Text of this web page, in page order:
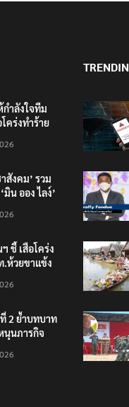
กำลังใจทีม
คร่งทำร้าย
สังคม’ รวม
น ออง ไลง์’
ากร’
ชี้ เสือโคร่ง
.ห้วยขาแข้ง
าข่าย ‘เสือ
2 ย้ำบทบาท
นุนภารกิจ